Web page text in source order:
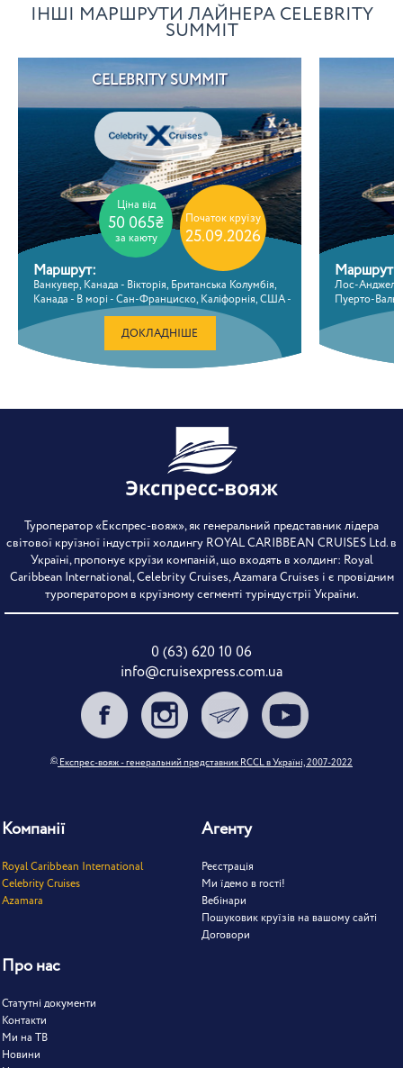
ІНШІ МАРШРУТИ ЛАЙНЕРА CELEBRITY
SUMMIT
CELEBRITY SUMMIT
Ціна від
50 065₴
за каюту
Початок круїзу
25.09.2026
Маршрут:
Ванкувер, Канада - Вікторія, Британська Колумбія,
Канада - В морі - Сан-Франциско, Каліфорнія, США -
Сан-Франциско, Каліфорнія, США - В морі - Лос-
Анджелес, Каліфорнія, США
ДОКЛАДНІШЕ
Маршрут:
Лос-
Пуерто-
Кетцаль,
В морі -
Кайманові
Туроператор «Експрес-вояж», як генеральний представник лідера
світової круїзної індустрії холдингу ROYAL CARIBBEAN CRUISES Ltd. в
Україні, пропонує круїзи компаній, що входять в холдинг: Royal
Caribbean International, Celebrity Cruises, Azamara Cruises і є провідним
туроператором в круїзному сегменті туріндустрії України.
0 (63) 620 10 06
info@cruisexpress.com.ua
© Експрес-вояж - генеральний представник RCCL в Україні, 2007-2022
Компанії
Royal Caribbean International
Celebrity Cruises
Azamara
Агенту
Реєстрація
Ми їдемо в гості!
Вебінари
Пошуковик круїзів на вашому сайті
Договори
Про нас
Статутні документи
Контакти
Ми на ТВ
Новини